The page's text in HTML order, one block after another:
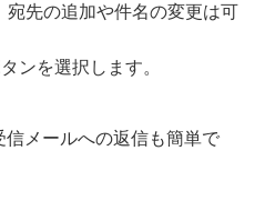
宛先の追加や件名の変更は可
ンを選択します。
メールへの返信も簡単で